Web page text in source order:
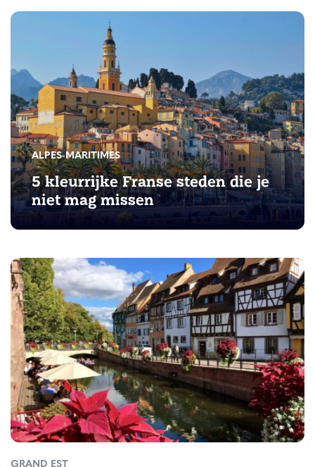
ALPES-MARITIMES
5 kleurrijke Franse steden die je
niet mag missen
GRAND EST